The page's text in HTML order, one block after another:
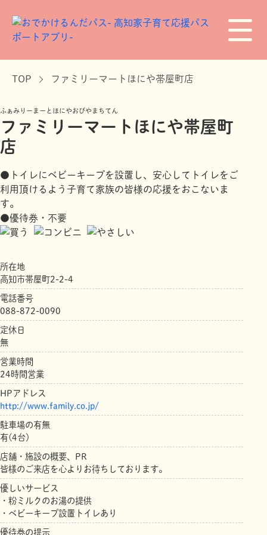
TOP ファミリーマートほにや帯屋町店
ふぁみりーまーとほにやおびやまちてん
ファミリーマートほにや帯屋町
店
●トイレにベビーキープを設置し、安心してトイレをご
利用頂けるよう子育て家族の皆様の応援をおこないま
す。
●優待券・不要
所在地
高知市帯屋町2-2-4
電話番号
088-872-0090
定休日
無
営業時間
24時間営業
HPアドレス
http://www.family.co.jp/
駐車場の有無
有(4台)
店舗・施設の概要、PR
皆様のご来店を心よりお待ちしております。
優しいサービス
・粉ミルクのお湯の提供
・ベビーキープ設置トイレあり
優待券の提示